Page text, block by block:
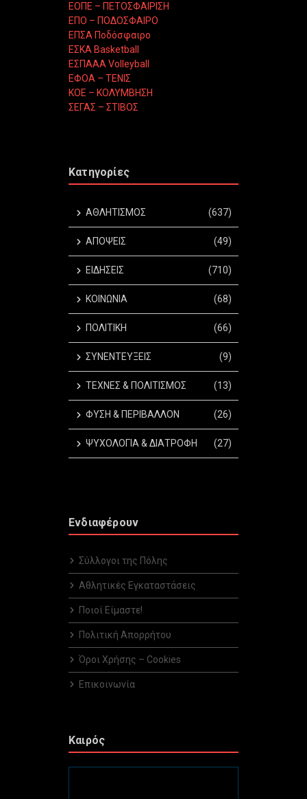
ΕΟΠΕ – ΠΕΤΟΣΦΑΙΡΙΣΗ
ΕΠΟ – ΠΟΔΟΣΦΑΙΡΟ
ΕΠΣΑ Ποδόσφαιρο
ΕΣΚΑ Basketball
ΕΣΠΑΑΑ Volleyball
ΕΦΟΑ – ΤΕΝΙΣ
ΚΟΕ – ΚΟΛΥΜΒΗΣΗ
ΣΕΓΑΣ – ΣΤΙΒΟΣ
Κατηγορίες
ΑΘΛΗΤΙΣΜΟΣ (637)
ΑΠΟΨΕΙΣ (49)
ΕΙΔΗΣΕΙΣ (710)
ΚΟΙΝΩΝΙΑ (68)
ΠΟΛΙΤΙΚΗ (66)
ΣΥΝΕΝΤΕΥΞΕΙΣ (9)
ΤΕΧΝΕΣ & ΠΟΛΙΤΙΣΜΟΣ (13)
ΦΥΣΗ & ΠΕΡΙΒΑΛΛΟΝ (26)
ΨΥΧΟΛΟΓΙΑ & ΔΙΑΤΡΟΦΗ (27)
Ενδιαφέρουν
Σύλλογοι της Πόλης
Αθλητικές Εγκαταστάσεις
Ποιοί Είμαστε!
Πολιτική Απορρήτου
Όροι Χρήσης – Cookies
Επικοινωνία
Καιρός